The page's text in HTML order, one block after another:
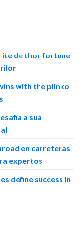
de thor fortune
with the plinko
a sua
en carreteras
expertos
define success in